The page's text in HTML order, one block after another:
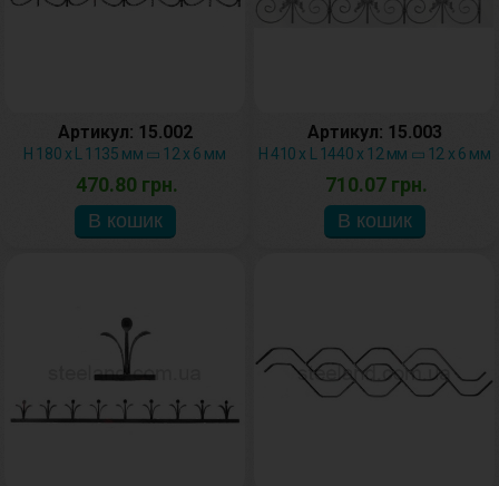
Артикул: 15.002
H 180 х L 1135 мм ▭ 12 х 6 мм
470.80 грн.
Артикул: 15.003
H 410 х L 1440 х 12 мм ▭ 12 х 6 мм
710.07 грн.